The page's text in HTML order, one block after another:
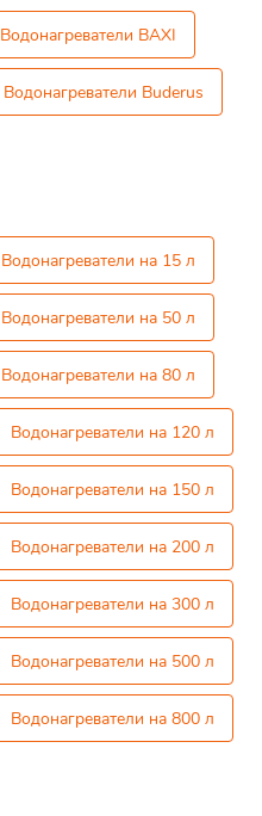
Водонагреватели BAXI
Водонагреватели Buderus
Водонагреватели на 15 л
Водонагреватели на 50 л
Водонагреватели на 80 л
Водонагреватели на 120 л
Водонагреватели на 150 л
Водонагреватели на 200 л
Водонагреватели на 300 л
Водонагреватели на 500 л
Водонагреватели на 800 л